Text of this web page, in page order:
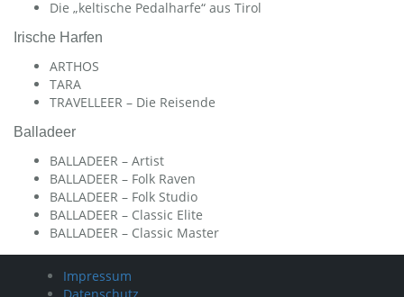
Die „keltische Pedalharfe“ aus Tirol
Irische Harfen
ARTHOS
TARA
TRAVELLEER – Die Reisende
Balladeer
BALLADEER – Artist
BALLADEER – Folk Raven
BALLADEER – Folk Studio
BALLADEER – Classic Elite
BALLADEER – Classic Master
Impressum